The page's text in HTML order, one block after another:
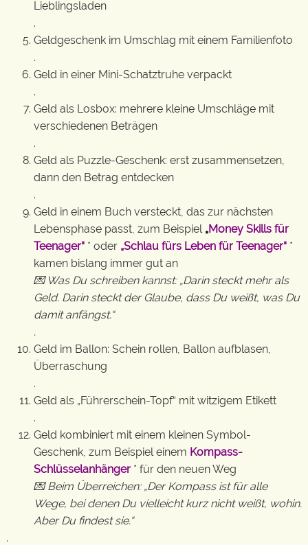
Lieblingsladen
.
Geldgeschenk im Umschlag mit einem Familienfoto
.
Geld in einer Mini-Schatztruhe verpackt
.
Geld als Losbox: mehrere kleine Umschläge mit
verschiedenen Beträgen
.
Geld als Puzzle-Geschenk: erst zusammensetzen,
dann den Betrag entdecken
.
Geld in einem Buch versteckt, das zur nächsten
Lebensphase passt, zum Beispiel „Money Skills für
Teenager“ * oder „Schlau fürs Leben für Teenager“ *
kamen bislang immer gut an
💌 Was Du schreiben kannst: „Darin steckt mehr als
Geld. Darin steckt der Glaube, dass Du weißt, was Du
damit anfängst.“
.
Geld im Ballon: Schein rollen, Ballon aufblasen,
Überraschung
.
Geld als „Führerschein-Topf“ mit witzigem Etikett
.
Geld kombiniert mit einem kleinen Symbol-
Geschenk, zum Beispiel einem Kompass-
Schlüsselanhänger * für den neuen Weg
💌 Beim Überreichen: „Der Kompass ist für alle
Wege, bei denen Du vielleicht kurz nicht weißt, wohin.
Aber Du findest sie.“
.